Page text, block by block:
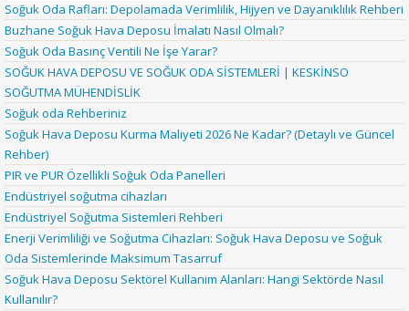
Soğuk Oda Rafları: Depolamada Verimlilik, Hijyen ve Dayanıklılık Rehberi
Buzhane Soğuk Hava Deposu İmalatı Nasıl Olmalı?
Soğuk Oda Basınç Ventili Ne İşe Yarar?
SOĞUK HAVA DEPOSU VE SOĞUK ODA SİSTEMLERİ | KESKİNSO
SOĞUTMA MÜHENDİSLİK
Soğuk oda Rehberiniz
Soğuk Hava Deposu Kurma Maliyeti 2026 Ne Kadar? (Detaylı ve Güncel
Rehber)
PIR ve PUR Özellikli Soğuk Oda Panelleri
Endüstriyel soğutma cihazları
Endüstriyel Soğutma Sistemleri Rehberi
Enerji Verimliliği ve Soğutma Cihazları: Soğuk Hava Deposu ve Soğuk
Oda Sistemlerinde Maksimum Tasarruf
Soğuk Hava Deposu Sektörel Kullanım Alanları: Hangi Sektörde Nasıl
Kullanılır?